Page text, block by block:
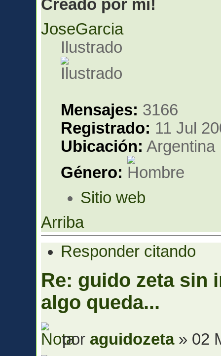
Creado por mi!
JoseGarcia
Ilustrado
Mensajes: 3166
Registrado: 11 Jul
Ubicación: Argentina
Género:
Sitio web
Arriba
Responder citando
Re: guido zeta sin
algo queda...
por aguidozeta» 02